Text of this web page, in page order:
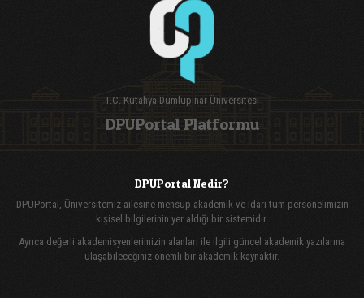
T.C. Kütahya Dumlupınar Üniversitesi
DPUPortal Platformu
DPUPortal Nedir?
DPUPortal, Üniversitemiz ailesine mensup akademik ve idari tüm personelimizin
kişisel bilgilerinin yer aldığı bir sistemidir.
Ayrıca değerli akademisyenlerimizin alanları ile ilgili güncel akademik yazılarına
ulaşabileceğiniz önemli bir akademik kaynaktır.